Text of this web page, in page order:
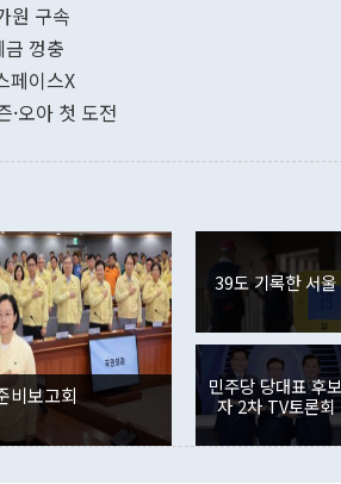
"우리의 선의대로 하는 게 과
관은 업무보고 사후 브리핑
이 9월 러시아 블라디보스
며 "정부 차원에서 (참석을)
은 "그것은 외교부의 몫"이
잘랐다. 정 장관이 이날 소개
않았다는 점에서 문제가 있
사합의 복원, 4자회담 추진
권이라는 지적이 나오고 있
뒤 "여기 업무보고에 발표했
부의 한 소식통은 "정 장관
를 거쳐 결정된 사안이 아닌
련 부처 장관이 정부의 공식
하고 대통령의 면전에서 '국
기록했지만 지식재산권사용
로 전환됐다. 본원소득수지
는 배당수입이 늘어난 데다
였던 올해 3월(369억9000
인의 해외투자가 80억1000
각각 증가했다. 증권투자에
국인의 국내 주식 투자는 차
감소하며 전월(-310억5000
경신했다. 외국인의 국내 채
분기 말 만기도래 영향으로
다. 내국인의 해외 증권투자
다. eoyn2@newspim.com
원 구속
껑충
페이스X
·오아 첫 도전
비보고회
39도 기록한 서울
민주당 당대표 후
자 2차 TV토론회